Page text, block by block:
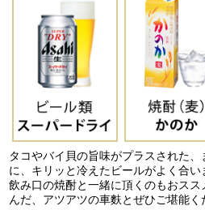
タコやバイ貝の旨味がプラスされた
に、キリッと冷えたビールがよく合
飲み口の焼酎と一緒に頂くのもおス
んだ、アツアツの車麩とぜひご堪能く